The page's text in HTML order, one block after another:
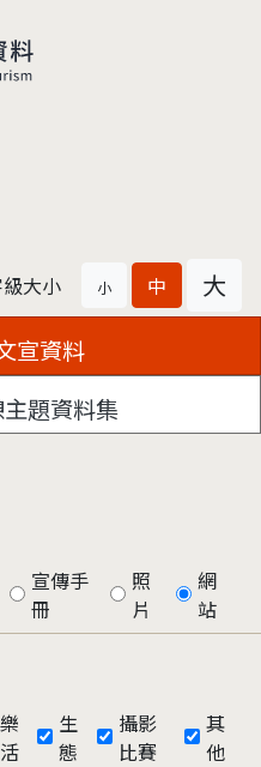
大小 小 中 大
宣資料
題資料集
宣傳手
冊
照
片
網
站
樂
活
生
態
攝影
比賽
其
他